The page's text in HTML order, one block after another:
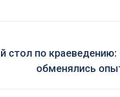
стол по краеведению:
обменялись